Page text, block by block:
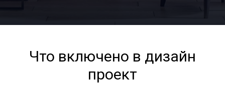
Что включено в дизайн
проект